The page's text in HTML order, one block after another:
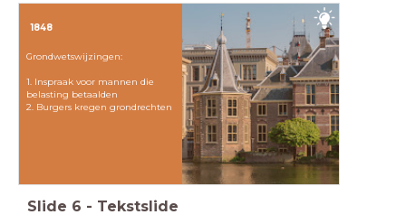
1848
Grondwetswijzingen:
1. Inspraak voor mannen die
belasting betaalden
2. Burgers kregen grondrechten
Slide 6 - Tekstslide